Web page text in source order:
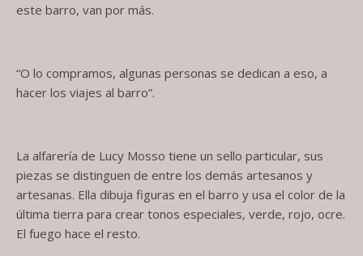
este barro, van por más.
“O lo compramos, algunas personas se dedican a eso, a
hacer los viajes al barro”.
La alfarería de Lucy Mosso tiene un sello particular, sus
piezas se distinguen de entre los demás artesanos y
artesanas. Ella dibuja figuras en el barro y usa el color de la
última tierra para crear tonos especiales, verde, rojo, ocre.
El fuego hace el resto.